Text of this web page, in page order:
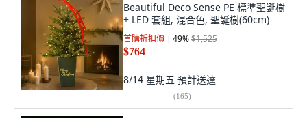
Beautiful Deco Sense PE 標準聖誕樹
+ LED 套組, 混合色, 聖誕樹(60cm)
首購折扣價 49%$1,525
$764
8/14 星期五 預計送達
(165)